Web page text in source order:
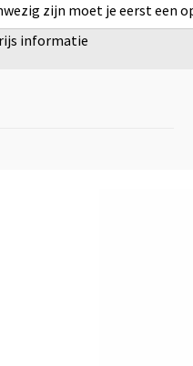
zijn moet je eerst een
informatie